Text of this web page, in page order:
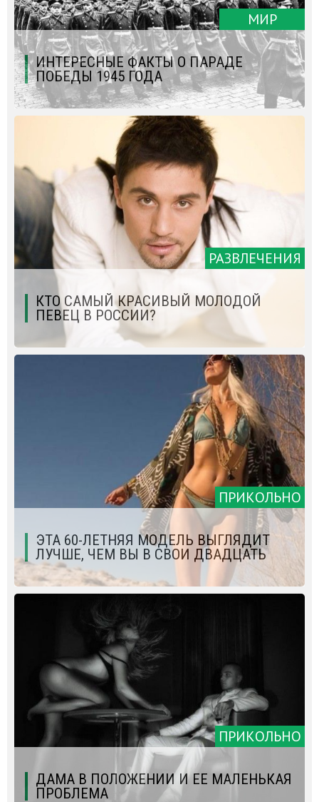
МИР
ИНТЕРЕСНЫЕ ФАКТЫ О ПАРАДЕ
ПОБЕДЫ 1945 ГОДА
РАЗВЛЕЧЕНИЯ
КТО САМЫЙ КРАСИВЫЙ МОЛОДОЙ
ПЕВЕЦ В РОССИИ?
ПРИКОЛЬНО
ЭТА 60-ЛЕТНЯЯ МОДЕЛЬ ВЫГЛЯДИТ
ЛУЧШЕ, ЧЕМ ВЫ В СВОИ ДВАДЦАТЬ
ПРИКОЛЬНО
ДАМА В ПОЛОЖЕНИИ И ЕЕ МАЛЕНЬКАЯ
ПРОБЛЕМА